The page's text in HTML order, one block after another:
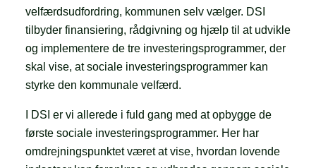
velfærdsudfordring, kommunen selv vælger. DSI
tilbyder finansiering, rådgivning og hjælp til at udvikle
og implementere de tre investeringsprogrammer, der
skal vise, at sociale investeringsprogrammer kan
styrke den kommunale velfærd.
I DSI er vi allerede i fuld gang med at opbygge de
første sociale investeringsprogrammer. Her har
omdrejningspunktet været at vise, hvordan lovende